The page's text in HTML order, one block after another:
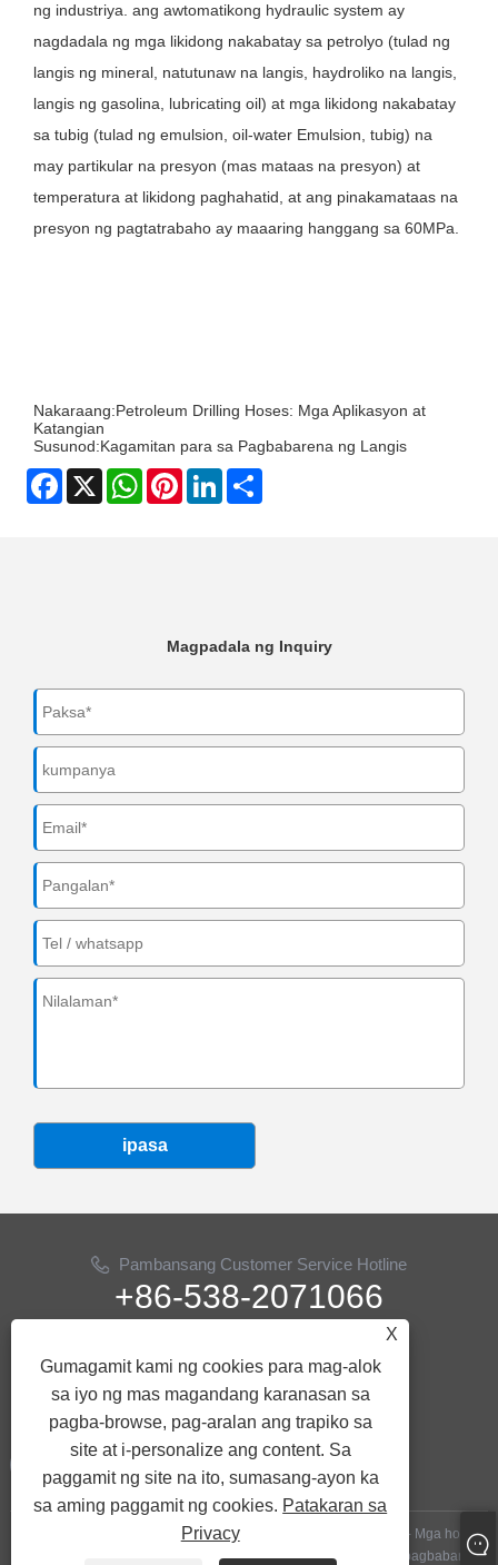
ng industriya. ang awtomatikong hydraulic system ay
nagdadala ng mga likidong nakabatay sa petrolyo (tulad ng
langis ng mineral, natutunaw na langis, haydroliko na langis,
langis ng gasolina, lubricating oil) at mga likidong nakabatay
sa tubig (tulad ng emulsion, oil-water Emulsion, tubig) na
may partikular na presyon (mas mataas na presyon) at
temperatura at likidong paghahatid, at ang pinakamataas na
presyon ng pagtatrabaho ay maaaring hanggang sa 60MPa.
Nakaraang:Petroleum Drilling Hoses: Mga Aplikasyon at
Katangian
Susunod:Kagamitan para sa Pagbabarena ng Langis
Facebook
X WhatsAppPinterestLinkedIn
Magpadala ng Inquiry
ipasa
Pambansang Customer Service Hotline
+86-538-2071066
info@ythose.cn
SUNDAN MO KAMI
Copyright © 2023 Shandong Yitai Hydraulic Technology Co, Ltd. - Mga hoses
ng pagbabarena ng langis, hydraulic hoses, mga accessories sa pagbabarena
X
Gumagamit kami ng cookies para mag-alok
sa iyo ng mas magandang karanasan sa
pagba-browse, pag-aralan ang trapiko sa
site at i-personalize ang content. Sa
paggamit ng site na ito, sumasang-ayon ka
sa aming paggamit ng cookies. Patakaran sa
Privacy